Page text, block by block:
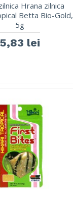
Hrana zilnica
Betta Bio-Gold,
5g
5,83 lei